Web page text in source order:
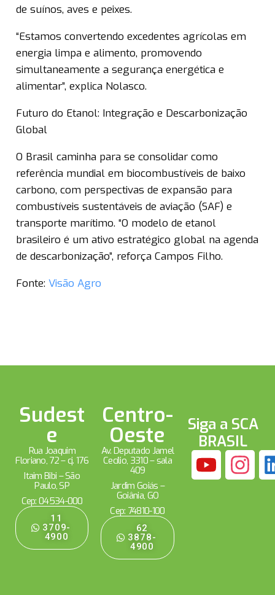
de suínos, aves e peixes.
“Estamos convertendo excedentes agrícolas em
energia limpa e alimento, promovendo
simultaneamente a segurança energética e
alimentar”, explica Nolasco.
Futuro do Etanol: Integração e Descarbonização
Global
O Brasil caminha para se consolidar como
referência mundial em biocombustíveis de baixo
carbono, com perspectivas de expansão para
combustíveis sustentáveis de aviação (SAF) e
transporte marítimo. “O modelo de etanol
brasileiro é um ativo estratégico global na agenda
de descarbonização”, reforça Campos Filho.
Fonte: Visão Agro
Sudest
e
Rua Joaquim
Floriano, 72 – cj. 176
Itaim Bibi – São
Paulo, SP
Cep: 04534-000
11
3709-
4900
Centro-
Oeste
Av. Deputado Jamel
Cecílio, 3310 – sala
409
Jardim Goiás –
Goiânia, GO
Cep: 74810-100
62
3878-
4900
Siga a SCA
BRASIL